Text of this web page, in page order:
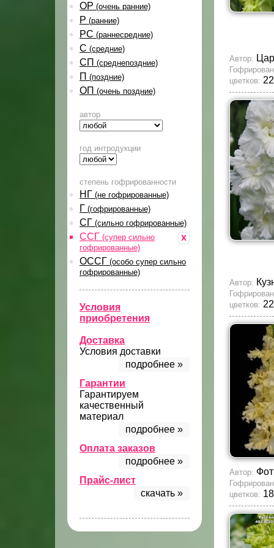
ОР (очень ранние)
Р (ранние)
РС (раннесредние)
С (средние)
СП (среднепоздние)
П (поздние)
ОП (очень поздние)
автор
год интродукции
степень гофрированности
НГ (не гофрированные)
Г (гофрированные)
СГ (сильно гофрированные)
x
ССГ (супер сильно
гофрированные)
ОССГ (особо супер сильно
гофрированные)
Условия
приобретения
Доставка
Условия доставки
подробнее »
Гарантии
Гарантируем
качественный
материал
подробнее »
Оплата заказов
подробнее »
Прайс-лист
скачать »
Автор:
цветков:
Автор:
цветков:
Автор:
цветков: